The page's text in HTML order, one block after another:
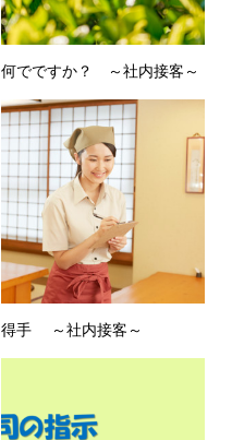
何でですか？ ～社内接客～
得手 ～社内接客～